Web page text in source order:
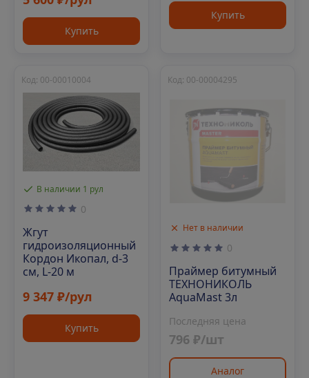
Купить
Купить
В наличии 1 рул
Код: 00-00010004
0
Жгут
гидроизоляционный
Кордон Икопал, d-3
см, L-20 м
9 347 ₽/рул
Купить
Нет в наличии
Код: 00-00004295
0
Праймер битумный
ТЕХНОНИКОЛЬ
AquaMast 3л
Последняя цена
796 ₽/шт
Аналог